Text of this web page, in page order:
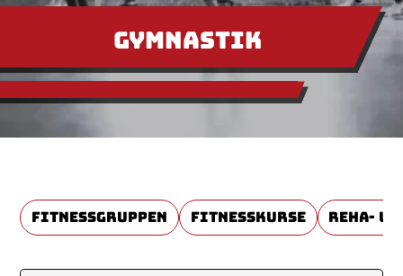
Gymnastik
Fitnessgruppen Fitnesskurse Reha-